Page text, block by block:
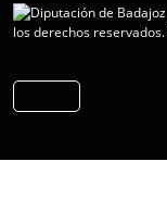
los derechos reservados.